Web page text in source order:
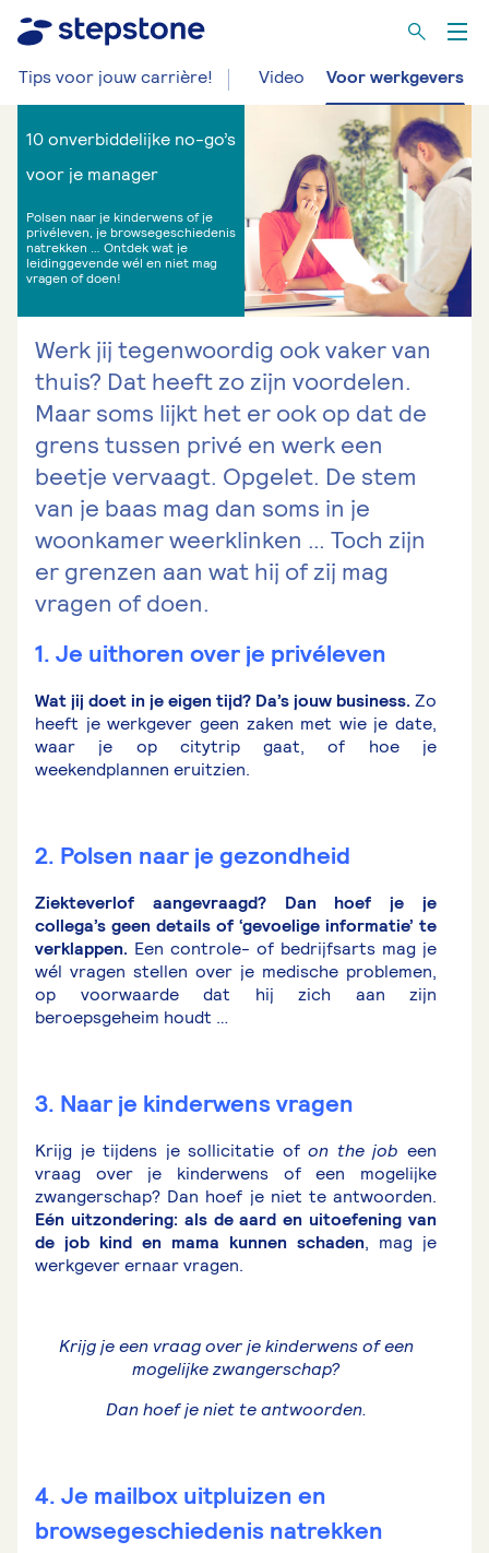
Tips voor jouw carrière! Video Voor werkgevers
10 onverbiddelijke no-go’s
voor je manager
Polsen naar je kinderwens of je
privéleven, je browsegeschiedenis
natrekken … Ontdek wat je
leidinggevende wél en niet mag
vragen of doen!
Werk jij tegenwoordig ook vaker van
thuis? Dat heeft zo zijn voordelen.
Maar soms lijkt het er ook op dat de
grens tussen privé en werk een
beetje vervaagt. Opgelet. De stem
van je baas mag dan soms in je
woonkamer weerklinken … Toch zijn
er grenzen aan wat hij of zij mag
vragen of doen.
1. Je uithoren over je privéleven
Wat jij doet in je eigen tijd? Da’s jouw business. Zo
heeft je werkgever geen zaken met wie je date,
waar je op citytrip gaat, of hoe je
weekendplannen eruitzien.
2. Polsen naar je gezondheid
Ziekteverlof aangevraagd? Dan hoef je je
collega’s geen details of ‘gevoelige informatie’ te
verklappen. Een controle- of bedrijfsarts mag je
wél vragen stellen over je medische problemen,
op voorwaarde dat hij zich aan zijn
beroepsgeheim houdt …
3. Naar je kinderwens vragen
Krijg je tijdens je sollicitatie ofon the job een
vraag over je kinderwens of een mogelijke
zwangerschap? Dan hoef je niet te antwoorden.
Eén uitzondering: als de aard en uitoefening van
de job kind en mama kunnen schaden, mag je
werkgever ernaar vragen.
Krijg je een vraag over je kinderwens of een
mogelijke zwangerschap?
Dan hoef je niet te antwoorden.
4. Je mailbox uitpluizen en
browsegeschiedenis natrekken